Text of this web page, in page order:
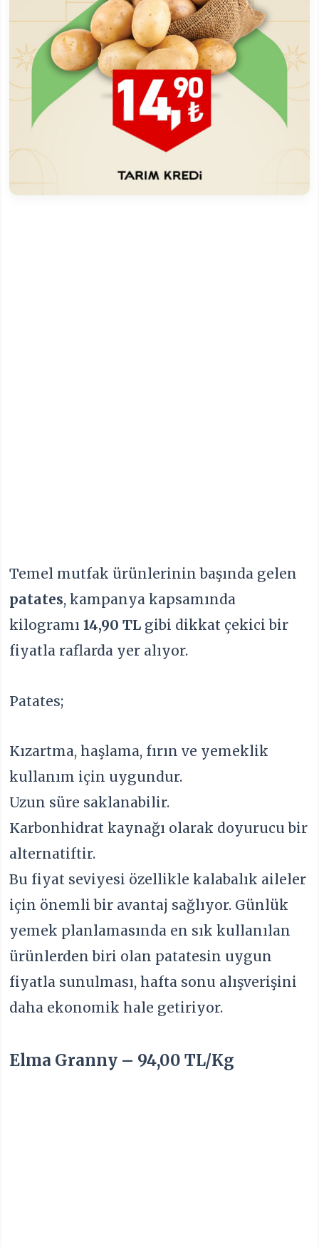
Temel mutfak ürünlerinin başında gelen
patates, kampanya kapsamında
kilogramı14,90 TL gibi dikkat çekici bir
fiyatla raflarda yer alıyor.
Patates;
Kızartma, haşlama, fırın ve yemeklik
kullanım için uygundur.
Uzun süre saklanabilir.
Karbonhidrat kaynağı olarak doyurucu bir
alternatiftir.
Bu fiyat seviyesi özellikle kalabalık aileler
için önemli bir avantaj sağlıyor. Günlük
yemek planlamasında en sık kullanılan
ürünlerden biri olan patatesin uygun
fiyatla sunulması, hafta sonu alışverişini
daha ekonomik hale getiriyor.
Elma Granny – 94,00 TL/Kg